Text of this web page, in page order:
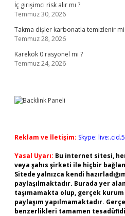
İç girişimci risk alır mı ?
Temmuz 30, 2026
Takma dişler karbonatla temizlenir mi
Temmuz 28, 2026
Karekök 0 rasyonel mi ?
Temmuz 24, 2026
Reklam ve İletişim: Skype:
Yasal Uyarı: Bu internet sitesi,
veya şahıs şirketi ile hiçbir
Sitede yalnızca kendi
paylaşılmaktadır. Burada yer
taşımamakta olup, gerçek
paylaşım yapılmamaktadır.
benzerlikleri tamamen